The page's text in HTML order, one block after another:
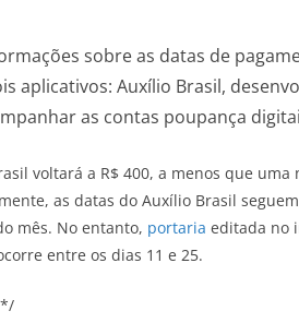
sobre as datas de
aplicativos: Auxílio Brasil,
as contas poupança
voltará a R$ 400, a menos que uma
as datas do Auxílio Brasil
mês. No entanto, portaria editada no
entre os dias 11 e 25.